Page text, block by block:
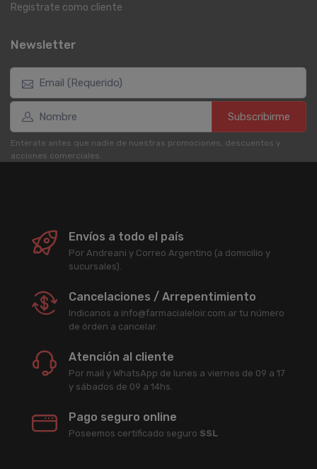
Registrate como cliente
Newsletter
Subscribirme
Enterate antes que nadie de nuestras promociones, descuentos y
acciones comerciales.
Envíos a todo el país
Por Andreani y Correo Argentino (a domicilio y
sucursales).
Cancelaciones / Arrepentimiento
Indicanos a info@farmacialeloir.com.ar tu número
de órden a cancelar.
Atención al cliente
Por mail y WhatsApp de lunes a viernes de 09 a 17
y sábados de 09 a 14hs.
Pago seguro online
Poseemos certificado seguro SSL